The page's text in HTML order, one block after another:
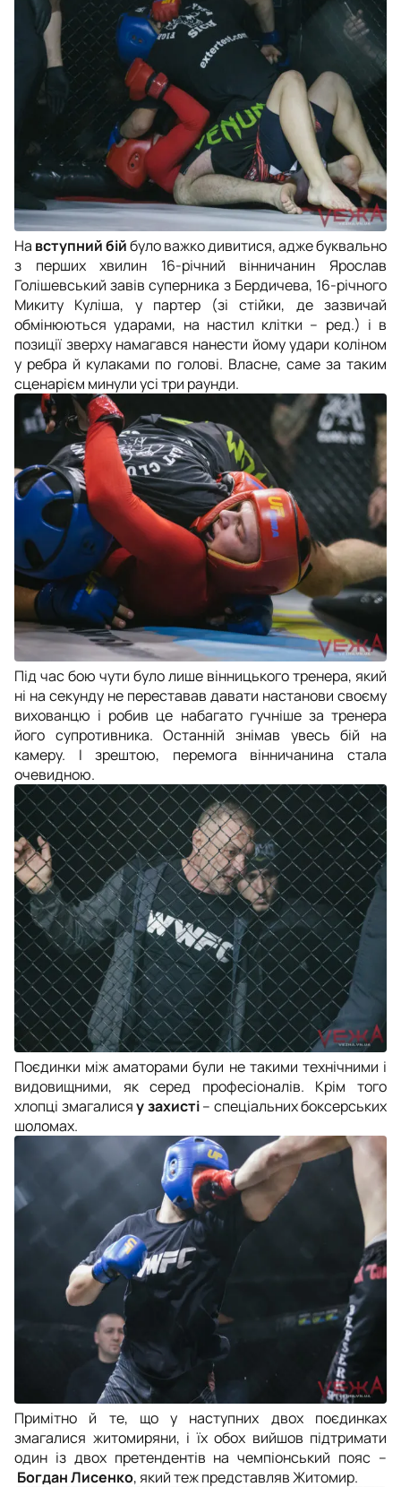
На вступний бійбуло важко дивитися, адже буквально
з перших хвилин 16-річний вінничанин Ярослав
Голішевський завів суперника з Бердичева, 16-річного
Микиту Куліша, у партер (зі стійки, де зазвичай
обмінюються ударами, на настил клітки – ред.) і в
позиції зверху намагався нанести йому удари коліном
у ребра й кулаками по голові. Власне, саме за таким
сценарієм минули усі три раунди.
Під час бою чути було лише вінницького тренера, який
ні на секунду не переставав давати настанови своєму
вихованцю і робив це набагато гучніше за тренера
його супротивника. Останній знімав увесь бій на
камеру. І зрештою, перемога вінничанина стала
очевидною.
Поєдинки між аматорами були не такими технічними і
видовищними, як серед професіоналів. Крім того
хлопці змагалисяу захисті– спеціальних боксерських
шоломах.
Примітно й те, що у наступних двох поєдинках
змагалися житомиряни, і їх обох вийшов підтримати
один із двох претендентів на чемпіонський пояс –
Богдан Лисенко, який теж представляв Житомир.